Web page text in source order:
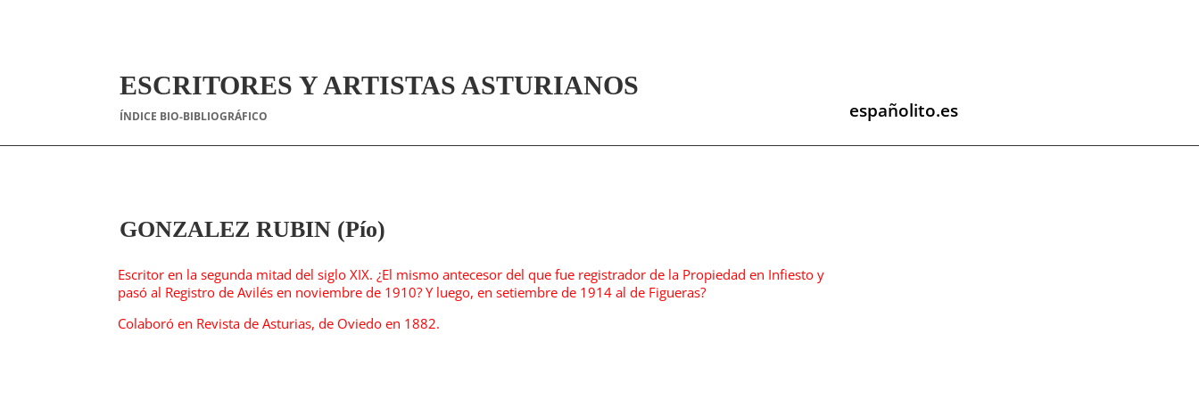
ESCRITORES Y ARTISTAS ASTURIANOS
ÍNDICE BIO-BIBLIOGRÁFICO españolito.es
GONZALEZ RUBIN (Pío)
Escritor en la segunda mitad del siglo XIX. ¿El mismo antecesor del que fue registrador de la Propiedad en Infiesto y
pasó al Registro de Avilés en noviembre de 1910? Y luego, en setiembre de 1914 al de Figueras?
Colaboró en Revista de Asturias, de Oviedo en 1882.